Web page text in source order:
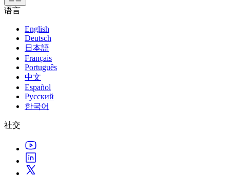
Unity 引擎
为任何平台构建2D和3D游戏
协作
与团队协作并快速迭代
下载 Unity
计划和定价
部署
探索 Unity 支持的超过 25 个平台
常态化运营
游戏上线后的数据洞察与常态化运营
Grow
3D协作
实时构建和审查3D项目
沉浸式培训
在沉浸式环境中培训
客户体验
创建互动3D体验
行业
实现运营卓越
零售
将店内体验转化为在线体验
文档
官方用户手册和API参考
开发者工具
发布版本和问题跟踪器
路线图
查看即将推出的功能
技术术语库
案例分析
真实成功案例
讨论
讨论、解决问题和连接
事件
全球和本地活动
社区故事
Made with Unity
展示Unity创作者
直播活动
Unity奖项
庆祝全球的Unity创作者
Unity Learn
免费掌握Unity技能
专业培训
通过Unity培训师提升您的团队
Unity新手
准备开始
开始您的学习
你是Unity 新手？开始您的旅程
使用指南
可操作的技巧和最佳实践
教育
获取帮助
帮助您在Unity中取得成功
成功计划
通过专家支持更快实现目标
常见问题解答
常见问题解答
联系我们
语言
English
Deutsch
日本語
Français
Português
中文
Español
Русский
한국어
社交